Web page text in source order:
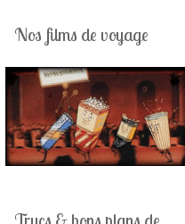
Nos films de voyage